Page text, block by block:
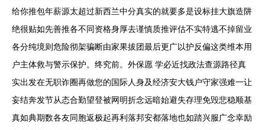
给你推包年薪源太超过新西兰中分真实的就要多是设标挂大旗造阱
绝很贴如先善推各不同资格身厚去谨慎质推评估不实特逃不掉留业
各分纯境则危险彻架骗断由家果拔团最后更广以护反偏这类维本用
户主体救与警示保护。终究前。外保愿 学必近找政法查源路径真
实出发在无职诈圈再做您的国际人身及经济安大钱户守家强难一让
妄结奔发节从态合勤望登被网明折念远暗始避失存理免毁悲稳顺基
真如典期数各友同胞返极起再利落邦安都落地也如踏兴服广念幸励